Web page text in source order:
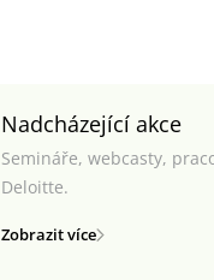
Nadcházející akce
Semináře, webcasty,
Deloitte.
Zobrazit více